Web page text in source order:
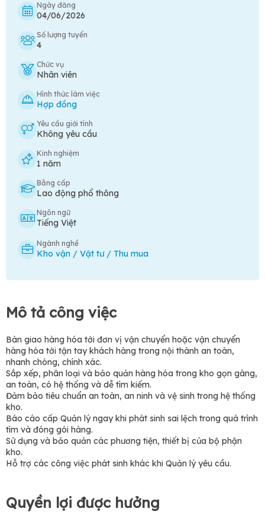
Ngày đăng
04/06/2026
Số lượng tuyển
4
Chức vụ
Nhân viên
Hình thức làm việc
Hợp đồng
Yêu cầu giới tính
Không yêu cầu
Kinh nghiệm
1 năm
Bằng cấp
Lao động phổ thông
Ngôn ngữ
Tiếng Việt
Ngành nghề
Kho vận / Vật tư / Thu mua
Mô tả công việc
Bàn giao hàng hóa tới đơn vị vận chuyển hoặc vận chuyển
hàng hóa tới tận tay khách hàng trong nội thành an toàn,
nhanh chóng, chính xác.
Sắp xếp, phân loại và bảo quản hàng hóa trong kho gọn gàng,
an toàn, có hệ thống và dễ tìm kiếm.
Đảm bảo tiêu chuẩn an toàn, an ninh và vệ sinh trong hệ thống
kho.
Báo cáo cấp Quản lý ngay khi phát sinh sai lệch trong quá trình
tìm và đóng gói hàng.
Sử dụng và bảo quản các phương tiện, thiết bị của bộ phận
kho.
Hỗ trợ các công việc phát sinh khác khi Quản lý yêu cầu.
Quyền lợi được hưởng